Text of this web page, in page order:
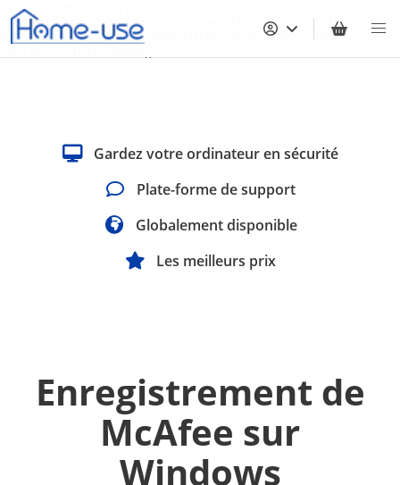
; var currentCulture =
Response.Cookies.Set(new HttpCookie("languageKey",
currentCulture.Name));
Gardez votre ordinateur en sécurité
Plate-forme de support
Globalement disponible
Les meilleurs prix
Enregistrement de
McAfee sur
Windows